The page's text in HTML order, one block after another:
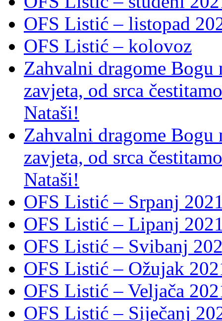
OFS Listić – listopad
OFS Listić – kolovoz
Zahvalni dragome Bogu
zavjeta, od srca
Nataši!
Zahvalni dragome Bogu
zavjeta, od srca
Nataši!
OFS Listić – Srpanj
OFS Listić – Lipanj
OFS Listić – Svibanj
OFS Listić – Ožujak
OFS Listić – Veljača
OFS Listić – Siječanj